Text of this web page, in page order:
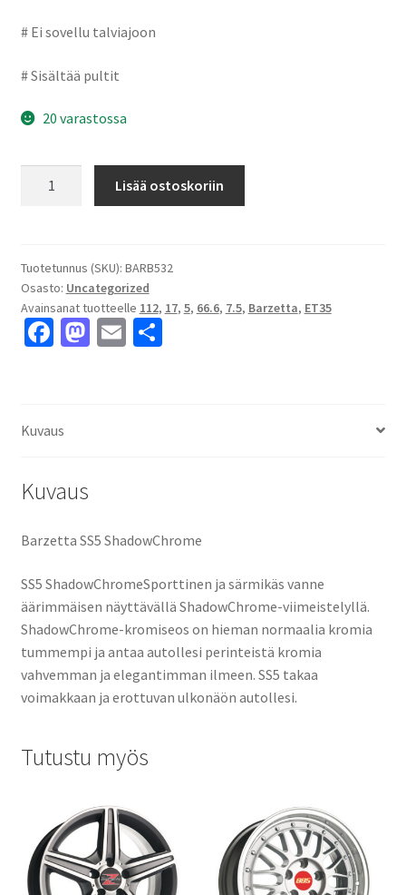
# Ei sovellu talviajoon
# Sisältää pultit
20 varastossa
5x112
ET35
keskireikä:66.6
määrä
Lisää ostoskoriin
Tuotetunnus (SKU): BARB532
Osasto: Uncategorized
Avainsanat tuotteelle 112, 17, 5, 66.6, 7.5, Barzetta, ET35
Fa
o
o
M E S
Kuvaus
Kuvaus
Barzetta SS5 ShadowChrome
SS5 ShadowChromeSporttinen ja särmikäs vanne
äärimmäisen näyttävällä ShadowChrome-viimeistelyllä.
ShadowChrome-kromiseos on hieman normaalia kromia
tummempi ja antaa autollesi perinteistä kromia
vahvemman ja elegantimman ilmeen. SS5 takaa
voimakkaan ja erottuvan ulkonäön autollesi.
Tutustu myös